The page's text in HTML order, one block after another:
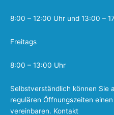
8:00 – 12:00 Uhr und 13:00 –
Freitags
8:00 – 13:00 Uhr
Selbstverständlich können Sie
regulären Öffnungszeiten
vereinbaren. Kontakt